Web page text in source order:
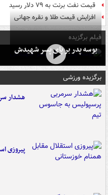
قیمت نفت برنت به ۷۹ دلار رسید
افزایش قیمت طلا و نقره جهانی
فیلم برگزیده
بوسه‌ پدر بر پای پسر شهیدش
برگزیده ورزشی
هشدار
پیروزی